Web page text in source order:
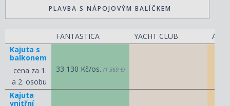
PLAVBA S NÁPOJOVÝM BALÍČKEM
FANTASTICA YACHT CLUB
Kajuta s
balkonem
cena za 1.
a 2. osobu
33 130 Kč/os. (1 369 €)
Kajuta
vnitřní